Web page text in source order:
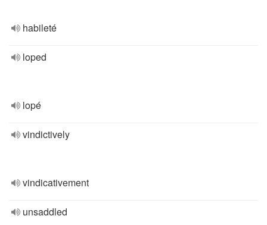
habileté
loped
lopé
vindictively
vindicativement
unsaddled